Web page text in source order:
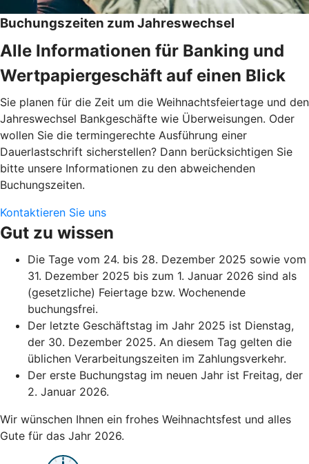
Buchungszeiten zum Jahreswechsel
Alle Informationen für Banking und
Wertpapiergeschäft auf einen Blick
Sie planen für die Zeit um die Weihnachtsfeiertage und den
Jahreswechsel Bankgeschäfte wie Überweisungen. Oder
wollen Sie die termingerechte Ausführung einer
Dauerlastschrift sicherstellen? Dann berücksichtigen Sie
bitte unsere Informationen zu den abweichenden
Buchungszeiten.
Kontaktieren Sie uns
Gut zu wissen
Die Tage vom 24. bis 28. Dezember 2025 sowie vom
31. Dezember 2025 bis zum 1. Januar 2026 sind als
(gesetzliche) Feiertage bzw. Wochenende
buchungsfrei.
Der letzte Geschäftstag im Jahr 2025 ist Dienstag,
der 30. Dezember 2025. An diesem Tag gelten die
üblichen Verarbeitungszeiten im Zahlungsverkehr.
Der erste Buchungstag im neuen Jahr ist Freitag, der
2. Januar 2026.
Wir wünschen Ihnen ein frohes Weihnachtsfest und alles
Gute für das Jahr 2026.